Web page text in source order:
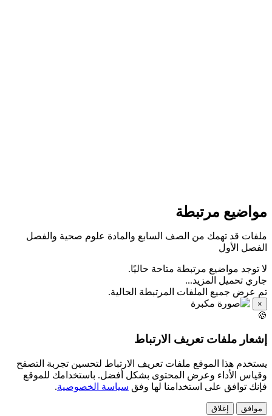
مرتبطة
قد تهمك من الصف السابع والمادة علوم صحية والفصل
الأول
توجد مواضيع مرتبطة متاحة حاليًا.
تحميل المزيد...
عرض جميع الملفات المرتبطة الحالية.
ملفات تعريف الارتباط
هذا الموقع ملفات تعريف الارتباط لتحسين تجربة التصفح
الأداء وعرض المحتوى بشكل أفضل. باستخدامك للموقع
توافق على استخدامنا لها وفقسياسة الخصوصية.
موافق إغلاق